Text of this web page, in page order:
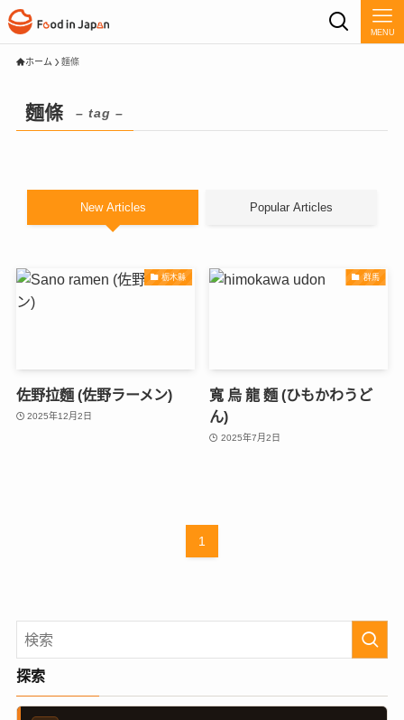
MENU
ホーム 麵條
麵條 – tag –
New Articles Popular Articles
栃木縣
佐野拉麵 (佐野ラーメン)
2025年12月2日
群馬
寬 烏 龍 麵 (ひもかわうど
ん)
2025年7月2日
1
探索